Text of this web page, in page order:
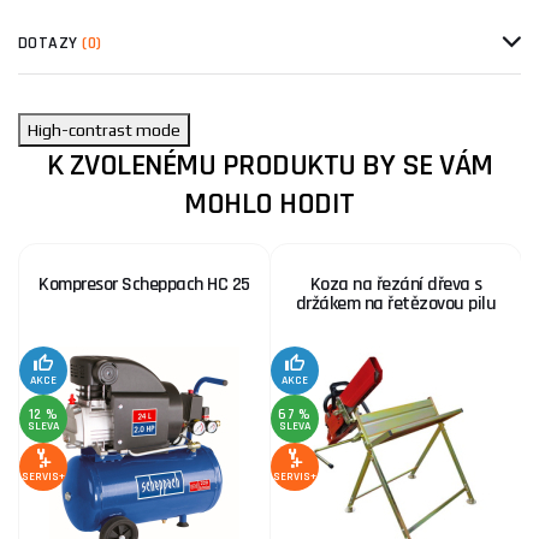
DOTAZY(0)
High-contrast mode
K ZVOLENÉMU PRODUKTU BY SE VÁM
MOHLO HODIT
Kompresor Scheppach HC 25
AKCE
12 %
SLEVA
SERVIS+
Koza na řezání dřeva s
držákem na řetězovou pilu
AKCE
67 %
SLEVA
SERVIS+